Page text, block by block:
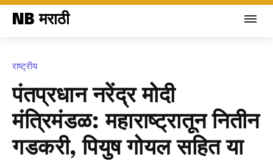
NB मराठी
राष्ट्रीय
पंतप्रधान नरेंद्र मोदी
मंत्रिमंडळ: महाराष्ट्रातून नितीन
गडकरी, पियुष गोयल सहित या